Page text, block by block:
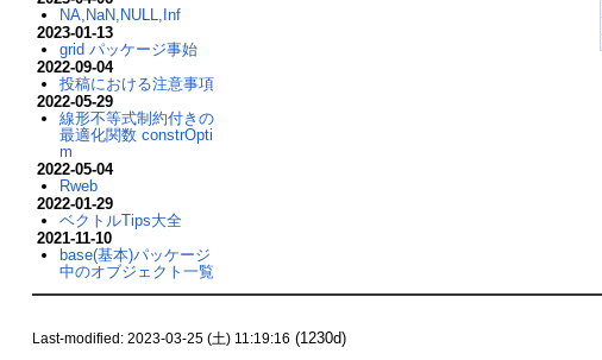
NA,NaN,NULL,Inf
2023-01-13
grid パッケージ事始
2022-09-04
投稿における注意事項
2022-05-29
線形不等式制約付きの
最適化関数 constrOpti
m
2022-05-04
Rweb
2022-01-29
ベクトルTips大全
2021-11-10
base(基本)パッケージ
中のオブジェクト一覧
Last-modified: 2023-03-25 (土) 11:19:16 (1230d)